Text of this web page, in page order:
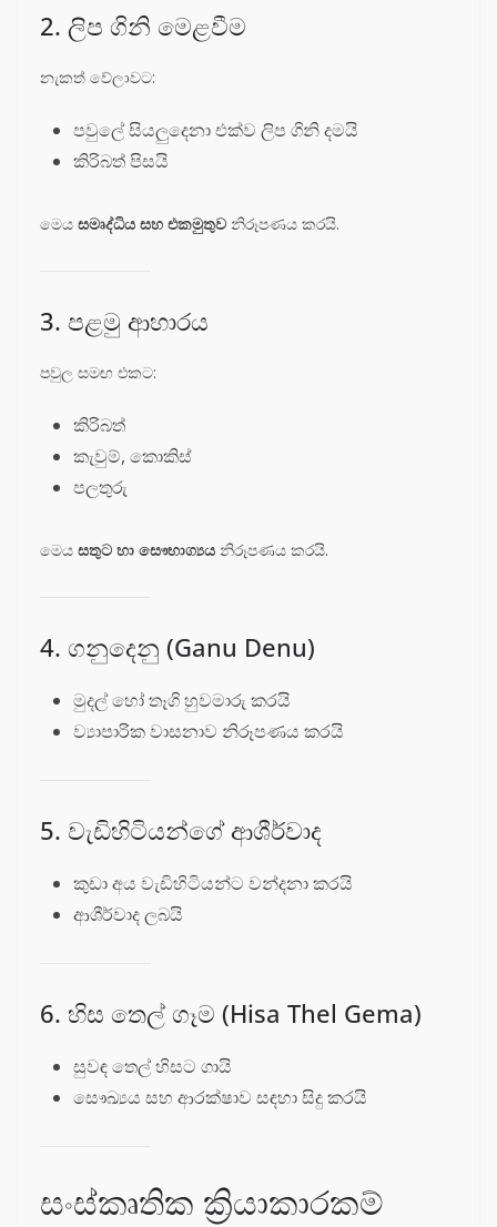
2. ලිප ගිනි මෙළවීම
නැකත් වේලාවට:
පවුලේ සියලුදෙනා එක්ව ලිප ගිනි දමයි
කිරිබත් පිසයි
මෙය සමෘද්ධිය සහ එකමුතුව නිරූපණය කරයි.
3. පළමු ආහාරය
පවුල සමඟ එකට:
කිරිබත්
කැවුම්, කොකිස්
පලතුරු
මෙය සතුට හා සෞභාග්‍යය නිරූපණය කරයි.
4. ගනුදෙනු (Ganu Denu)
මුදල් හෝ තෑගි හුවමාරු කරයි
ව්‍යාපාරික වාසනාව නිරූපණය කරයි
5. වැඩිහිටියන්ගේ ආශීර්වාද
කුඩා අය වැඩිහිටියන්ට වන්දනා කරයි
ආශීර්වාද ලබයි
6. හිස තෙල් ගෑම (Hisa Thel Gema)
සුවඳ තෙල් හිසට ගායි
සෞඛ්‍යය සහ ආරක්ෂාව සඳහා සිදු කරයි
සංස්කෘතික ක්‍රියාකාරකම්